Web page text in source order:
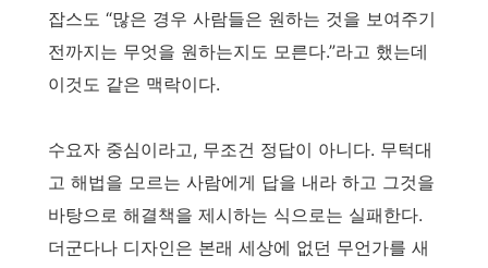
잡스도 “많은 경우 사람들은 원하는 것을 보여주기
전까지는 무엇을 원하는지도 모른다.”라고 했는데
이것도 같은 맥락이다.
수요자 중심이라고, 무조건 정답이 아니다. 무턱대
고 해법을 모르는 사람에게 답을 내라 하고 그것을
바탕으로 해결책을 제시하는 식으로는 실패한다.
더군다나 디자인은 본래 세상에 없던 무언가를 새